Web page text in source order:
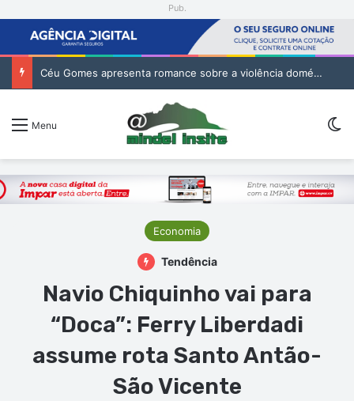
Pub.
Céu Gomes apresenta romance sobre a violência doméstica no CCM
Menu
Economia
Tendência
Navio Chiquinho vai para
“Doca”: Ferry Liberdadi
assume rota Santo Antão-
São Vicente